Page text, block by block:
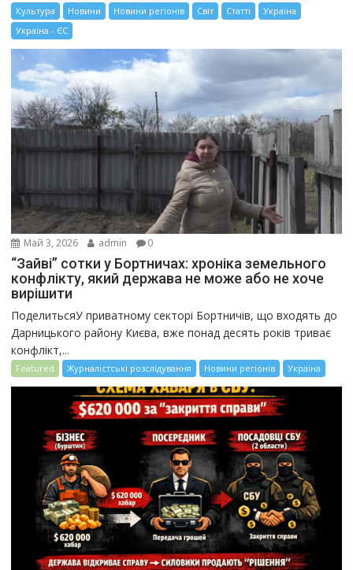
Культура
Новини Новини регіонів Світ Статті
Україна
Україна - ЄС
Май 3, 2026 admin 0
“Зайві” сотки у Бортничах: хроніка земельного
конфлікту, який держава не може або не хоче
вирішити
ПоделитьсяУ приватному секторі Бортничів, що входять до
Дарницького району Києва, вже понад десять років триває
конфлікт,...
Featured Журналістські розслідування Новини регіонів Україна